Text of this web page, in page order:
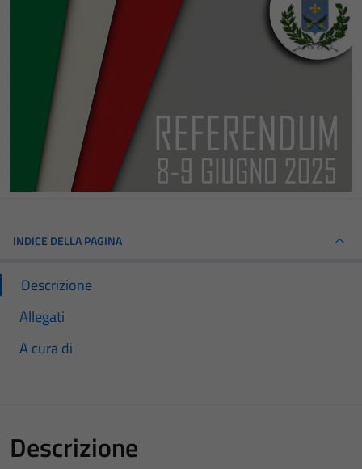
INDICE DELLA PAGINA
Descrizione
Allegati
A cura di
Descrizione